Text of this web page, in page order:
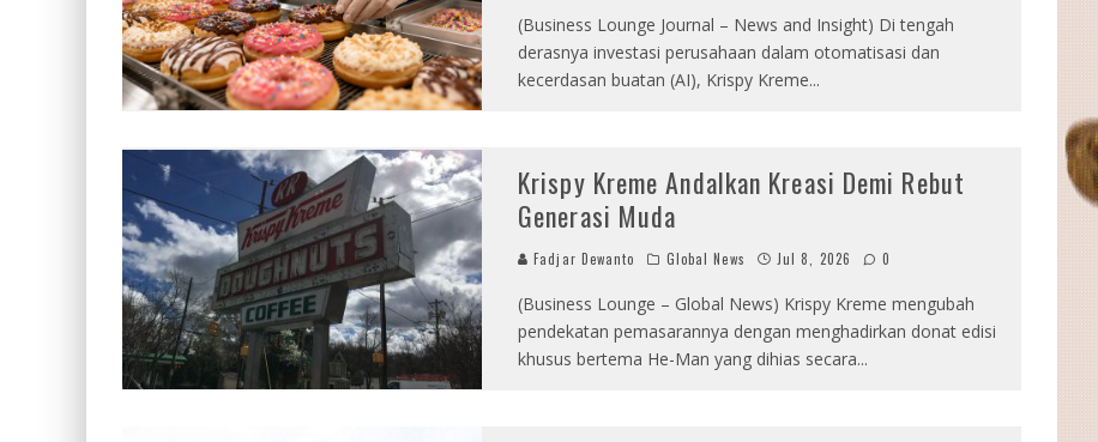
(Business Lounge Journal – News and Insight) Di tengah
derasnya investasi perusahaan dalam otomatisasi dan
kecerdasan buatan (AI), Krispy Kreme...
Krispy Kreme Andalkan Kreasi Demi Rebut
Generasi Muda
Fadjar Dewanto Global News Jul 8, 2026 0
(Business Lounge – Global News) Krispy Kreme mengubah
pendekatan pemasarannya dengan menghadirkan donat edisi
khusus bertema He-Man yang dihias secara...